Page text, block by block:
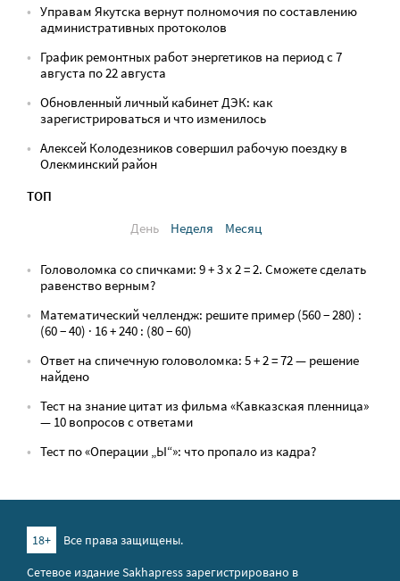
Управам Якутска вернут полномочия по составлению
административных протоколов
График ремонтных работ энергетиков на период с 7
августа по 22 августа
Обновленный личный кабинет ДЭК: как
зарегистрироваться и что изменилось
Алексей Колодезников совершил рабочую поездку в
Олекминский район
ТОП
День
Неделя Месяц
Головоломка со спичками: 9 + 3 х 2 = 2. Сможете сделать
равенство верным?
Математический челлендж: решите пример (560 − 280) :
(60 − 40) · 16 + 240 : (80 − 60)
Ответ на спичечную головоломка: 5 + 2 = 72 — решение
найдено
Тест на знание цитат из фильма «Кавказская пленница»
— 10 вопросов с ответами
Тест по «Операции „Ы“»: что пропало из кадра?
18+
Все права защищены.
Сетевое издание Sakhapress зарегистрировано в